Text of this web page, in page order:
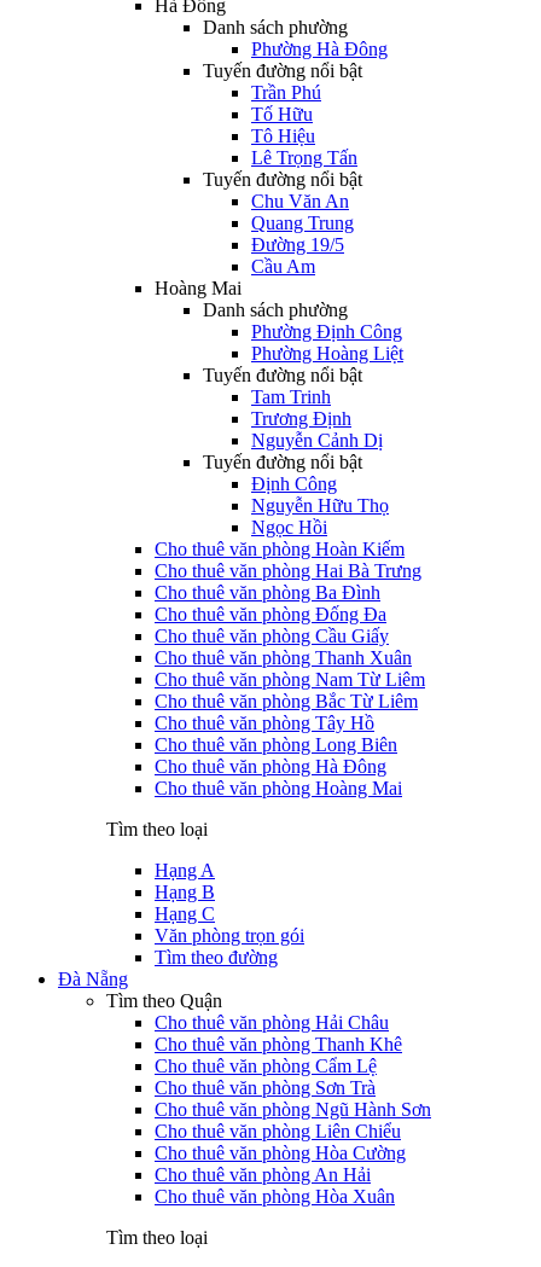
Hà Đông
Danh sách phường
Phường Hà Đông
Tuyến đường nổi bật
Trần Phú
Tố Hữu
Tô Hiệu
Lê Trọng Tấn
Tuyến đường nổi bật
Chu Văn An
Quang Trung
Đường 19/5
Cầu Am
Hoàng Mai
Danh sách phường
Phường Định Công
Phường Hoàng Liệt
Tuyến đường nổi bật
Tam Trinh
Trương Định
Nguyễn Cảnh Dị
Tuyến đường nổi bật
Định Công
Nguyễn Hữu Thọ
Ngọc Hồi
Cho thuê văn phòng Hoàn Kiếm
Cho thuê văn phòng Hai Bà Trưng
Cho thuê văn phòng Ba Đình
Cho thuê văn phòng Đống Đa
Cho thuê văn phòng Cầu Giấy
Cho thuê văn phòng Thanh Xuân
Cho thuê văn phòng Nam Từ Liêm
Cho thuê văn phòng Bắc Từ Liêm
Cho thuê văn phòng Tây Hồ
Cho thuê văn phòng Long Biên
Cho thuê văn phòng Hà Đông
Cho thuê văn phòng Hoàng Mai
Tìm theo loại
Hạng A
Hạng B
Hạng C
Văn phòng trọn gói
Tìm theo đường
Đà Nẵng
Tìm theo Quận
Cho thuê văn phòng Hải Châu
Cho thuê văn phòng Thanh Khê
Cho thuê văn phòng Cẩm Lệ
Cho thuê văn phòng Sơn Trà
Cho thuê văn phòng Ngũ Hành Sơn
Cho thuê văn phòng Liên Chiểu
Cho thuê văn phòng Hòa Cường
Cho thuê văn phòng An Hải
Cho thuê văn phòng Hòa Xuân
Tìm theo loại